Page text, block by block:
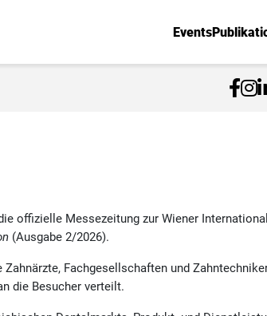
Events
offizielle Messezeitung zur Wiener
(Ausgabe 2/2026).
Fachgesellschaften und
die Besucher verteilt.